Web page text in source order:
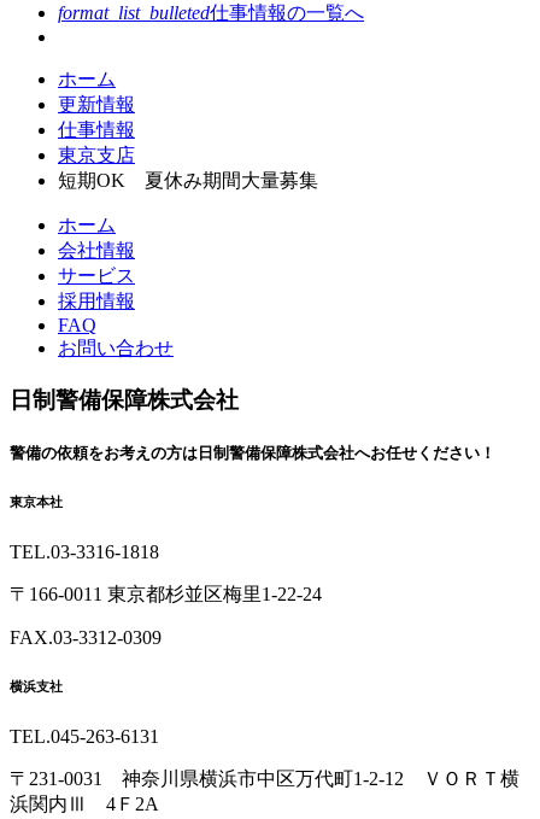
format_list_bulleted仕事情報の一覧へ
ホーム
更新情報
仕事情報
東京支店
短期OK 夏休み期間大量募集
ホーム
会社情報
サービス
採用情報
FAQ
お問い合わせ
日制警備保障株式会社
警備の依頼をお考えの方は 日制警備保障株式会社へお任せください！
東京本社
TEL.03-3316-1818
〒166-0011 東京都杉並区梅里1-22-24
FAX.03-3312-0309
横浜支社
TEL.045-263-6131
〒231-0031 神奈川県横浜市中区万代町1-2-12 ＶＯＲＴ横
浜関内Ⅲ 4Ｆ2A